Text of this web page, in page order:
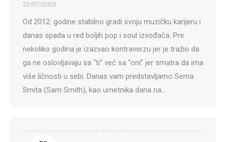
22/07/2020
Od 2012. godine stabilno gradi svoju muzičku karijeru i
danas spada u red boljih pop i soul izvođača. Pre
nekoliko godina je izazvao kontraverzu jer je tražio da
ga ne oslovljavaju sa “ti” već sa “oni” jer smatra da ima
više ličnosti u sebi. Danas vam predstavljamo Sema
Smita (Sam Smith), kao umetnika dana na…